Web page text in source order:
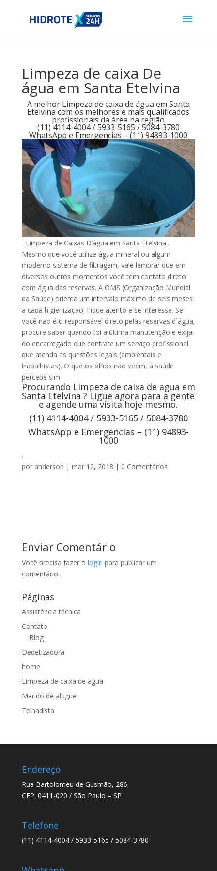
Limpeza de caixa De
água em Santa Etelvina
A melhor Limpeza de caixa de água em Santa
Etelvina com os melhores e mais qualificados
profissionais da área na região
(11) 4114-4004 / 5933-5165 / 5084-3780
WhatsApp e Emergencias – (11) 94893-1000
Limpeza de Caixas D’água em Santa Etelvina .
Mesmo que você utilize água mineral ou algum
moderno sistema de filtragem, vale lembrar que em
diversos outros momentos você tem contato direto
com água das reservas. A OMS (Organização Mundial
da Saúde) orienta um intervalo máximo de seis meses
a cada higienização. Fique atento e se interesse. Se
você não é o responsável direto pelas reservas d´água,
procure saber quando foi a última manutenção e exija
do encarregado que contrate um serviço profissional
que atenda as questões legais (ambientais e
trabalhistas). O que os olhos não veem, a saúde
percebe sim
Procurando Limpeza de caixa de agua em
Santa Etelvina ? Ligue agora para a gente
e agende uma visita hoje mesmo.
(11) 4114-4004 / 5933-5165 / 5084-3780
WhatsApp e Emergencias – (11) 94893-
1000
.
por anderson | mar 12, 2018 | 0 Comentários
Enviar Comentário
Você precisa fazer o login para publicar um
comentário.
Páginas
Assistência técnica
Contato
Blog
Dedetizadora
home
Limpeza de caixa de água
Marido de aluguel
Telhadista
Endereço
Rua Bartolomeu de Gusmão, 286
CEP: 0411-020 / São Paulo – SP
Telefone
(11) 4114-4004 / 5933-5165 / 5084-3780